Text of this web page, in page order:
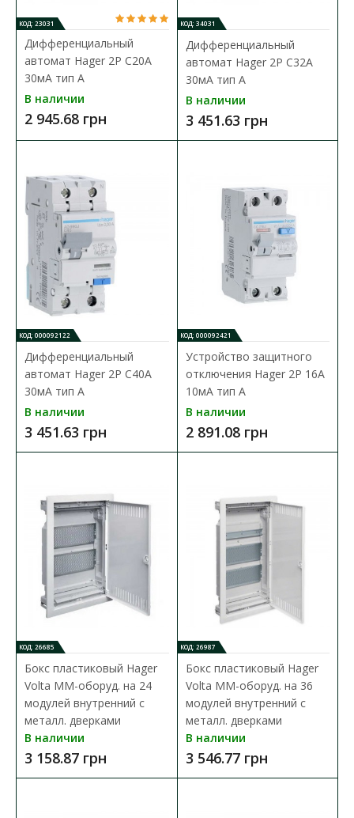
Переключатель нагрузки 3p 80А 1-0-2 перек 6мод
+ручка Hager
электрических системах, предназначенных д..
5 413.50 грн
В закладки
Переключатель нагрузки 4p 40А 1-0-2 SFT440
Hager
Доступность:
Переключатель Hager SFT440 cлужит для ручного
КОД: 23031
Дифференциальный
автомат Hager 2P C20A
30мA тип A
В наличии
2 945.68 грн
КОД: 34031
Дифференциальный
автомат Hager 2P C32A
30мA тип A
В наличии
3 451.63 грн
КОД: 000092122
Дифференциальный
автомат Hager 2P C40A
30мA тип A
В наличии
3 451.63 грн
КОД: 000092421
Устройство защитного
отключения Hager 2P 16A
10мA тип A
В наличии
2 891.08 грн
КОД: 26685
Бокс пластиковый Hager
Volta ММ-оборуд. на 24
модулей внутренний с
металл. дверками
В наличии
3 158.87 грн
КОД: 26987
Бокс пластиковый Hager
Volta ММ-оборуд. на 36
модулей внутренний с
металл. дверками
В наличии
3 546.77 грн